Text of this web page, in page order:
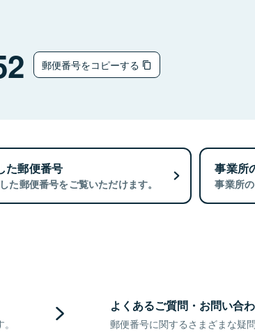
郵便番号をコピーする
た郵便番号
た郵便番号をご覧いただけます。
事業所
事業所
よくあるご質問・お問い合
郵便番号に関するさまざまな疑